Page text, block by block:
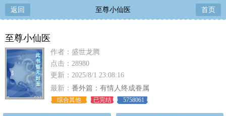
返回 至尊小仙医 首页
至尊小仙医
作者：盛世龙腾
点击：28980
更新：2025/8/1 23:08:16
最新： 番外篇：有情人终成眷属
综合其他 已完结 5758061